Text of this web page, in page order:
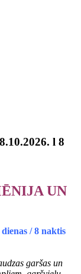
l 8
UN
/ 8 naktis
garšas un